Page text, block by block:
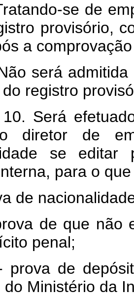
se de
provisório,
a
admitida
registro
efetuado
diretor de
se editar
para o
nacionalidade
que não
penal;
de depósito
Ministério da